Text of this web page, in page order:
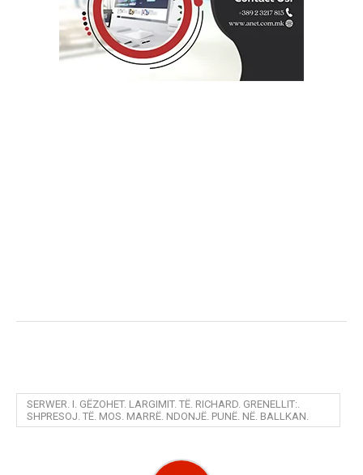
SERWER. I. GËZOHET. LARGIMIT. TË. RICHARD. GRENELLIT:.
SHPRESOJ. TË. MOS. MARRË. NDONJË. PUNË. NË. BALLKAN.